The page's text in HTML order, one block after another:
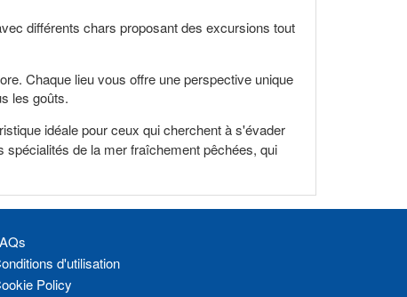
différents chars proposant des excursions tout
Chaque lieu vous offre une perspective unique
les goûts.
idéale pour ceux qui cherchent à s'évader
de la mer fraîchement pêchées, qui
d'utilisation
Policy